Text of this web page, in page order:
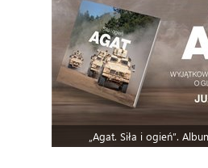
„Agat. Siła i ogień”.